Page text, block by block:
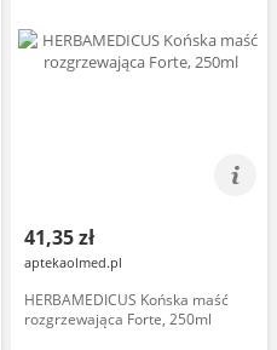
41,35 zł
aptekaolmed.pl
HERBAMEDICUS Końska maść
rozgrzewająca Forte, 250ml